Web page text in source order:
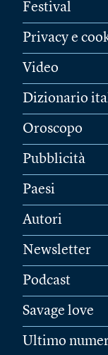
Festival
Privacy e
Video
Dizionario
Oroscopo
Pubblicità
Paesi
Autori
Newsletter
Podcast
Savage love
Ultimo